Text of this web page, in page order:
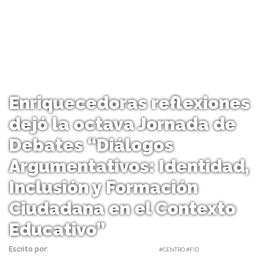
Enriquecedoras reflexiones
dejó la octava Jornada de
Debates “Diálogos
Argumentativos: Identidad,
Inclusión y Formación
Ciudadana en el Contexto
Educativo”
Escrito por: #CENTRO #FID